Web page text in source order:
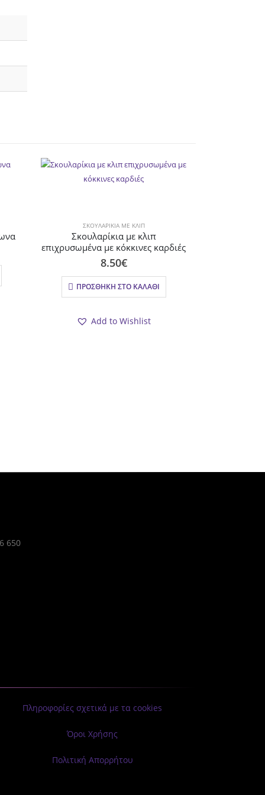
ΣΚΟΥΛΑΡΊΚΙΑ ΜΕ ΚΛΙΠ
Σκουλαρίκια με κλιπ
επιχρυσωμένα με κόκκινες καρδιές
8.50€
ΠΡΟΣΘΉΚΗ ΣΤΟ ΚΑΛΆΘΙ
Add to Wishlist
650
Πληροφορίες σχετικά με τα cookies
Όροι Χρήσης
Πολιτική Απορρήτου